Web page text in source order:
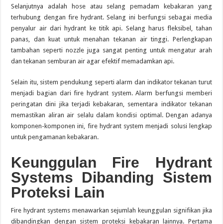
Selanjutnya adalah hose atau selang pemadam kebakaran yang
terhubung dengan fire hydrant. Selang ini berfungsi sebagai media
penyalur air dari hydrant ke titik api. Selang harus fleksibel, tahan
panas, dan kuat untuk menahan tekanan air tinggi. Perlengkapan
tambahan seperti nozzle juga sangat penting untuk mengatur arah
dan tekanan semburan air agar efektif memadamkan api.
Selain itu, sistem pendukung seperti alarm dan indikator tekanan turut
menjadi bagian dari fire hydrant system. Alarm berfungsi memberi
peringatan dini jika terjadi kebakaran, sementara indikator tekanan
memastikan aliran air selalu dalam kondisi optimal. Dengan adanya
komponen-komponen ini, fire hydrant system menjadi solusi lengkap
untuk pengamanan kebakaran.
Keunggulan Fire Hydrant
Systems Dibanding Sistem
Proteksi Lain
Fire hydrant systems menawarkan sejumlah keunggulan signifikan jika
dibandingkan dengan sistem proteksi kebakaran lainnya. Pertama